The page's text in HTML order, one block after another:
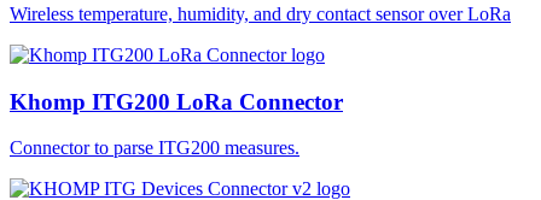
Wireless temperature, humidity, and dry contact sensor over LoRa
Khomp ITG200 LoRa Connector
Connector to parse ITG200 measures.